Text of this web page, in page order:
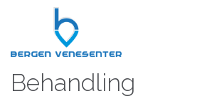
Behandling